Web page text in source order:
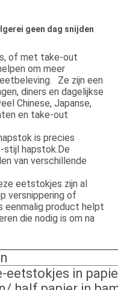
geen dag snijden
of met take-out
om meer
Ze zijn een
diners en dagelijkse
Chinese, Japanse,
en take-out
is precies
stijl hapstok.De
van verschillende
eetstokjes zijn al
versnippering of
eenmalig product helpt
die nodig is om na
eetstokjes in